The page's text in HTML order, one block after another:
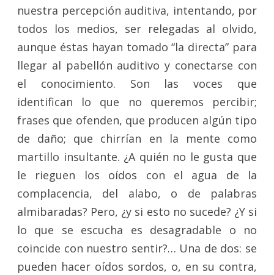
nuestra percepción auditiva, intentando, por
todos los medios, ser relegadas al olvido,
aunque éstas hayan tomado “la directa” para
llegar al pabellón auditivo y conectarse con
el conocimiento. Son las voces que
identifican lo que no queremos percibir;
frases que ofenden, que producen algún tipo
de daño; que chirrían en la mente como
martillo insultante. ¿A quién no le gusta que
le rieguen los oídos con el agua de la
complacencia, del alabo, o de palabras
almibaradas? Pero, ¿y si esto no sucede? ¿Y si
lo que se escucha es desagradable o no
coincide con nuestro sentir?… Una de dos: se
pueden hacer oídos sordos, o, en su contra,